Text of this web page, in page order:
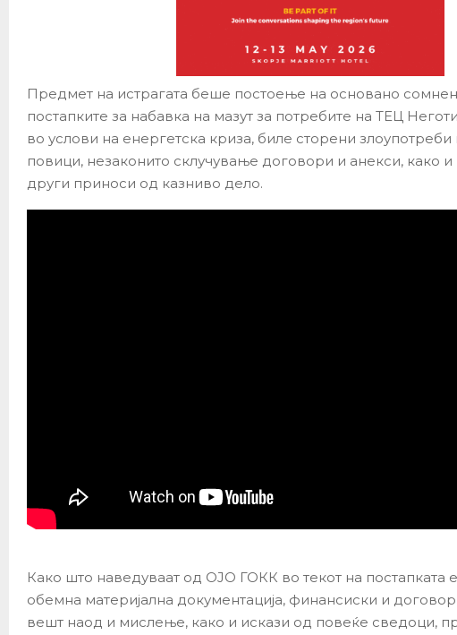
Предмет на истрагата беше постоење на основано
постапките за набавка на мазут за потребите на ТЕЦ
во услови на енергетска криза, биле сторени злоупотреби
повици, незаконито склучување договори и анекси, како
други приноси од казниво дело.
Како што наведуваат од ОЈО ГОКК во текот на постапката
обемна материјална документација, финансиски и
вешт наод и мислење, како и искази од повеќе сведоци,